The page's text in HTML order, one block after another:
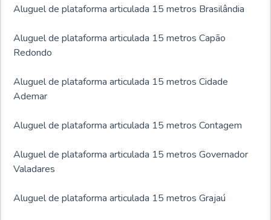
Aluguel de plataforma articulada 15 metros Brasilândia
Aluguel de plataforma articulada 15 metros Capão
Redondo
Aluguel de plataforma articulada 15 metros Cidade
Ademar
Aluguel de plataforma articulada 15 metros Contagem
Aluguel de plataforma articulada 15 metros Governador
Valadares
Aluguel de plataforma articulada 15 metros Grajaú